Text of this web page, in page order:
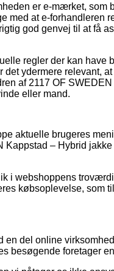
er e-mærket, som
med at e-forhandleren
god genvej til at få
regler der kan have
det ydermere relevant,
af 2117 OF
eller mand.
aktuelle brugeres
Kappstad – Hybrid
i webshoppens
købsoplevelse, som
en del online
besøgende foretager